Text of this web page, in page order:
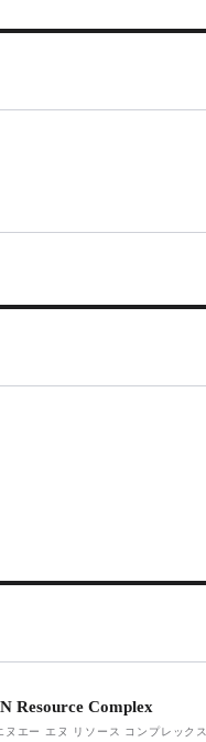
Resource Complex
ヌエー エヌ リソース コンプレックス